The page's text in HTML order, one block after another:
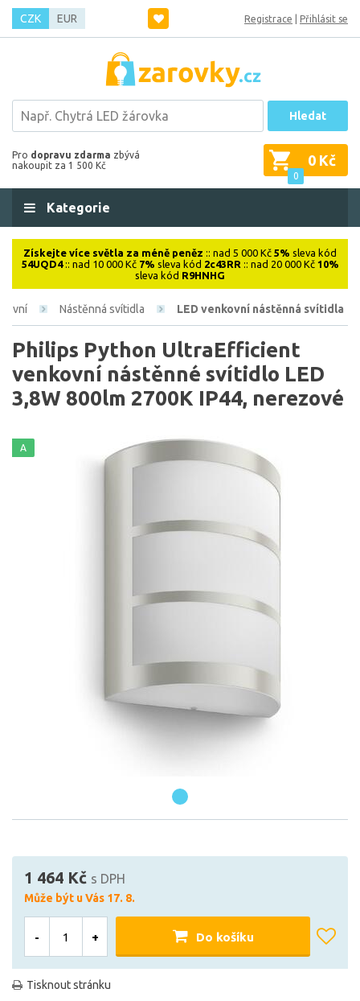
CZK EUR Registrace Přihlásit se
Hledat
Pro dopravu zdarma zbývá
nakoupit za 1 500 Kč
0
0 Kč
Kategorie
Získejte více světla za méně peněz :: nad 5 000 Kč 5% sleva kód
54UQD4:: nad 10 000 Kč 7% sleva kód 2c43RR :: nad 20 000 Kč 10%
sleva kód R9HNHG
Nástěnná svítidla LED venkovní nástěnná svítidla
Philips Python UltraEfficient
venkovní nástěnné svítidlo LED
3,8W 800lm 2700K IP44, nerezové
A
1 464 Kč s DPH
Může být u Vás 17. 8.
- + Do košíku
Tisknout stránku